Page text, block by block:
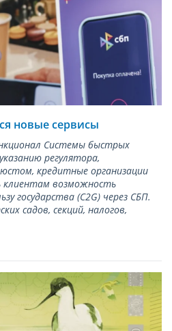
новые сервисы
Системы быстрых
регулятора,
кредитные организации
клиентам возможность
государства (С2G) через СБП.
садов, секций, налогов,